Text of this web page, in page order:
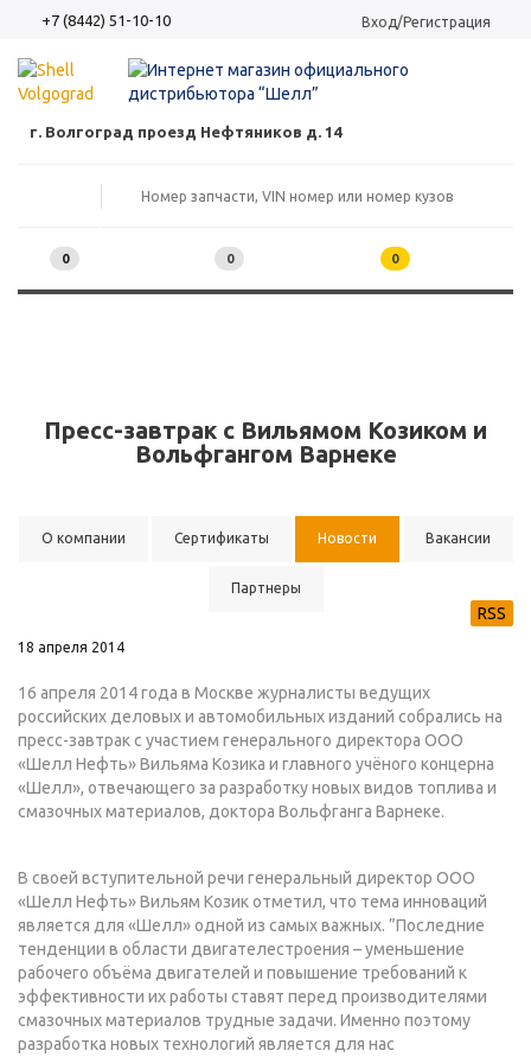
+7 (8442) 51-10-10 Вход/Регистрация
г. Волгоград проезд Нефтяников д. 14
0 0 0
Пресс-завтрак с Вильямом Козиком и
Вольфгангом Варнеке
О компании Сертификаты Новости Вакансии
Партнеры
RSS
18 апреля 2014
16 апреля 2014 года в Москве журналисты ведущих
российских деловых и автомобильных изданий собрались на
пресс-завтрак с участием генерального директора ООО
«Шелл Нефть» Вильяма Козика и главного учёного концерна
«Шелл», отвечающего за разработку новых видов топлива и
смазочных материалов, доктора Вольфганга Варнеке.
В своей вступительной речи генеральный директор ООО
«Шелл Нефть» Вильям Козик отметил, что тема инноваций
является для «Шелл» одной из самых важных. ”Последние
тенденции в области двигателестроения – уменьшение
рабочего объёма двигателей и повышение требований к
эффективности их работы ставят перед производителями
смазочных материалов трудные задачи. Именно поэтому
разработка новых технологий является для нас